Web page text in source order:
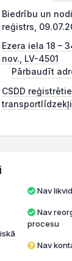
Biedrību un
reģistrs,
Ezera iela 18 –
nov., LV-4501
Pārbaudīt
CSDD reģistrētie
transportlīdzekļi
Nav
Nav reorganizācijas
procesu
Nav